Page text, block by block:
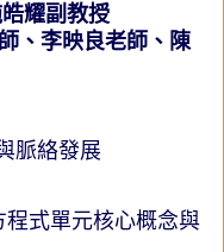
耀副教授
、李映良老師、陳
脈絡發展
程式單元核心概念與